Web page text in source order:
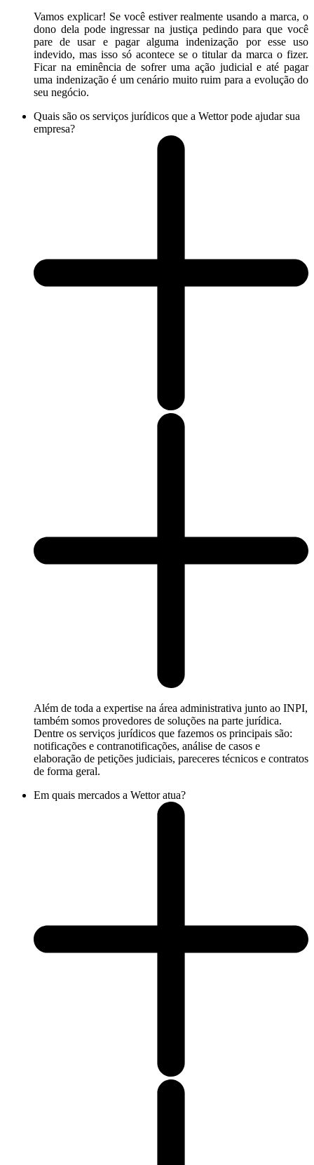
Vamos explicar! Se você estiver realmente usando a marca, o
dono dela pode ingressar na justiça pedindo para que você
pare de usar e pagar alguma indenização por esse uso
indevido, mas isso só acontece se o titular da marca o fizer.
Ficar na eminência de sofrer uma ação judicial e até pagar
uma indenização é um cenário muito ruim para a evolução do
seu negócio.
Quais são os serviços jurídicos que a Wettor pode ajudar sua
empresa?
Além de toda a expertise na área administrativa junto ao INPI,
também somos provedores de soluções na parte jurídica.
Dentre os serviços jurídicos que fazemos os principais são:
notificações e contranotificações, análise de casos e
elaboração de petições judiciais, pareceres técnicos e contratos
de forma geral.
Em quais mercados a Wettor atua?